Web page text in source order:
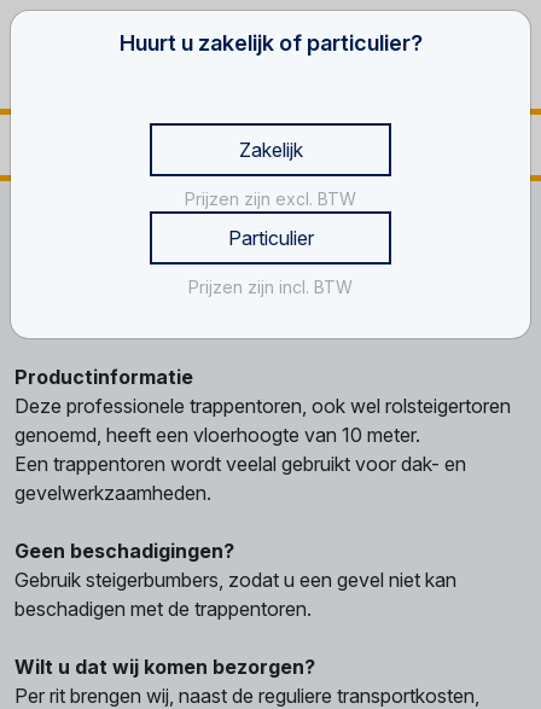
Werken op hoogte
Rolsteigers
Trappentoren, 10.20 meter
Trappentoren, 10.20 meter
Productinformatie
Deze professionele trappentoren, ook wel rolsteigertoren
genoemd, heeft een vloerhoogte van 10 meter.
Een trappentoren wordt veelal gebruikt voor dak- en
gevelwerkzaamheden.
Geen beschadigingen?
Gebruik steigerbumbers, zodat u een gevel niet kan
beschadigen met de trappentoren.
Wilt u dat wij komen bezorgen?
Per rit brengen wij, naast de reguliere transportkosten,
Huurt u zakelijk of particulier?
Zakelijk
Prijzen zijn excl. BTW
Particulier
Prijzen zijn incl. BTW